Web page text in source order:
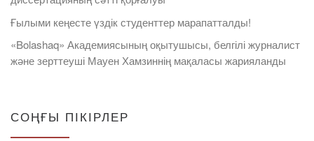
Ғылыми кеңесте үздік студенттер марапатталды!
«Bolashaq» Академиясының оқытушысы, белгілі журналист
және зерттеуші Мауен Хамзиннің мақаласы жарияланды
СОҢҒЫ ПІКІРЛЕР